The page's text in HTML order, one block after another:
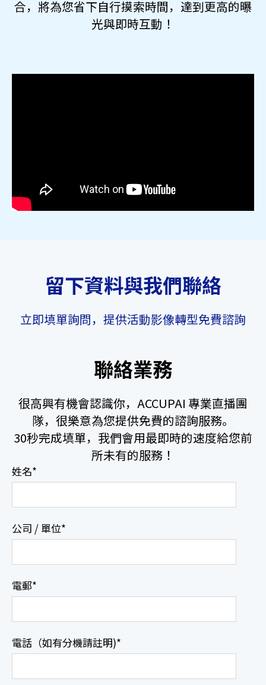
合，將為您省下自行摸索時間， 達到更高的曝
光與即時互動！
留下資料與我們聯絡
立即填單詢問，提供活動影像轉型免費諮詢
聯絡業務
很高興有機會認識你，ACCUPAI 專業直播團
隊，很樂意為您提供免費的諮詢服務。
30秒完成填單，我們會用最即時的速度給您前
所未有的服務！
姓名*
公司 / 單位*
電郵*
電話（如有分機請註明)*